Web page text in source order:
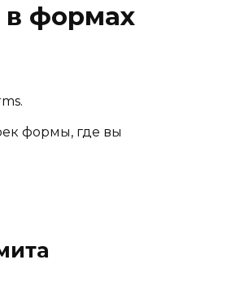
в формах
формы, где вы